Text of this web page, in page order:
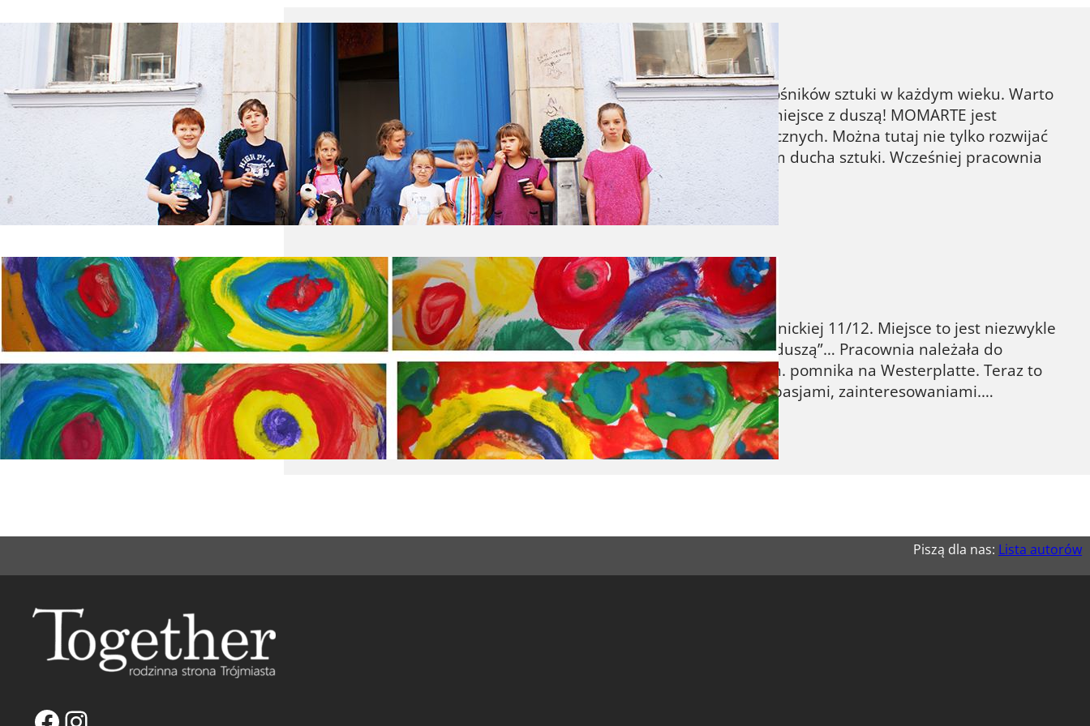
Miejsce z duszą
Działająca niemal dwa lata pracownia MOMARTE przyciąga miłośników sztuki w każdym wieku. Warto
tutaj wracać i realizować swoje zamiłowania, bo to prawdziwe miejsce z duszą! MOMARTE jest
szczególnym punktem na mapie trójmiejskich pracowni artystycznych. Można tutaj nie tylko rozwijać
swoje talenty i pasje artystyczne, lecz również poczuć autentyzm ducha sztuki. Wcześniej pracownia
należała do wybitnego…
Pracownia MOMARTE
Pracownia działa od sierpnia 2014 roku w Gdańsku na ul. Chlebnickiej 11/12. Miejsce to jest niezwykle
magiczne. Ci, którzy tu zaglądają, mówią o pracowni „miejsce z duszą”… Pracownia należała do
Franciszka Duszeńki – wybitnego artysty rzeźbiarza, twórcy m.in. pomnika na Westerplatte. Teraz to
miejsce jest pracownią, w której spotykają się ludzie z różnymi pasjami, zainteresowaniami.…
Piszą dla nas: Lista autorów